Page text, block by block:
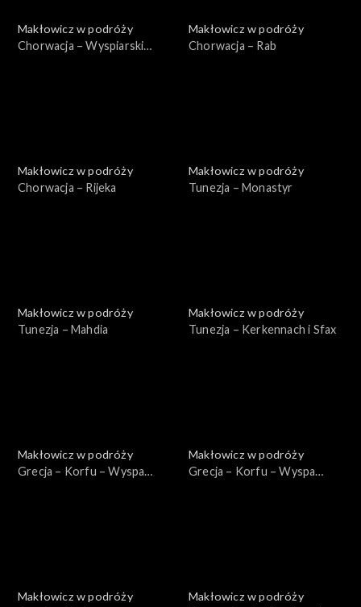
Makłowicz w podróży
Chorwacja – Wyspiarski
Makłowicz w podróży
Chorwacja – Rab
Makłowicz w podróży
Chorwacja – Rijeka
Makłowicz w podróży
Tunezja – Monastyr
Makłowicz w podróży
Tunezja – Mahdia
Makłowicz w podróży
Tunezja – Kerkennach i Sfax
Makłowicz w podróży
Grecja – Korfu – Wyspa
Makłowicz w podróży
Grecja – Korfu – Wyspa
Makłowicz w podróży
Makłowicz w podróży